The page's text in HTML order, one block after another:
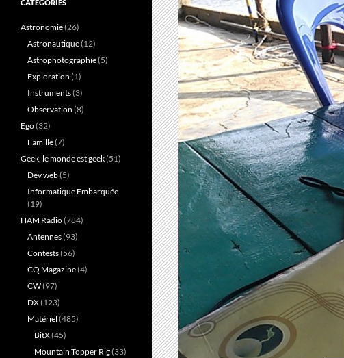
CATÉGORIES
Astronomie(26)
Astronautique(12)
Astrophotographie(5)
Exploration (1)
Instruments(3)
Observation (8)
Ego(32)
Famille(7)
Geek, le monde est geek(51)
Dev web(5)
Informatique Embarquée
(19)
HAM Radio(784)
Antennes(93)
Contests(56)
CQ Magazine(4)
CW(97)
DX(123)
Matériel (485)
BitX(45)
Mountain Topper Rig(33)